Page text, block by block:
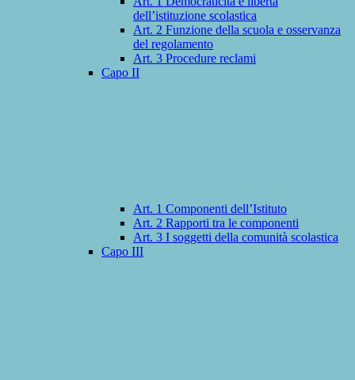
dell’istituzione scolastica
Art. 2 Funzione della scuola e osservanza
del regolamento
Art. 3 Procedure reclami
Capo II
Art. 1 Componenti dell’Istituto
Art. 2 Rapporti tra le componenti
Art. 3 I soggetti della comunità scolastica
Capo III